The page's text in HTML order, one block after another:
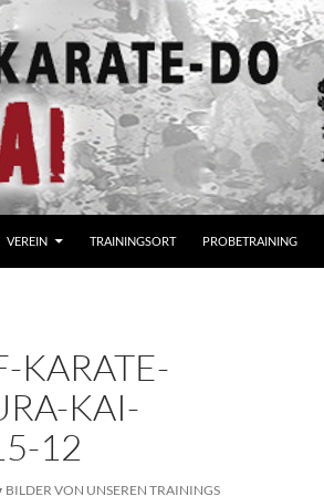
VEREIN TRAININGSORT PROBETRAINING
KARATE-
KAI-
12
BILDER VON UNSEREN TRAININGS